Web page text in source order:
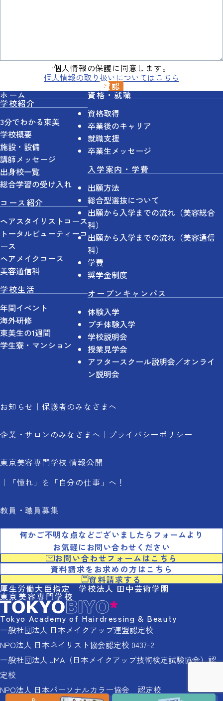
個人情報の保護に同意します。
個人情報の取り扱いについてはこちら
ホーム
学校紹介
3分でわかる東美
学校概要
施設・設備
講師メッセージ
出身校一覧
総合学習の受け入れ
コース紹介
ヘアスタイリストコース
トータルビューティーコ
ース
ヘアメイクコース
美容通信科
学校生活
年間イベント
海外研修
東美生の1週間
学生寮・マンション
資格・就職
資格取得
卒業後のキャリア
就職支援
卒業生メッセージ
入学案内・学費
出願方法
総合型選抜について
出願から入学までの流れ（美容総合
科）
出願から入学までの流れ（美容通信
科）
学費
奨学金制度
オープンキャンパス
体験入学
プチ体験入学
学校説明会
授業見学会
アフタースクール説明会／オンライ
ン説明会
お知らせ 保護者のみなさまへ
企業・サロンのみなさまへ プライバシーポリシー
東京美容専門学校 情報公開
「憧れ」を「自分の仕事」へ！
教員・職員募集
何かご不明な点などございましたらフォームより
お気軽にお問い合わせください
お問い合わせフォームはこちら
資料請求をお求めの方はこちら
資料請求する
厚生労働大臣指定 学校法人 田中芸術学園
東京美容専門学校
Tokyo Academy of Hairdressing & Beauty
一般社団法人 日本メイクアップ連盟認定校
NPO法人 日本ネイリスト協会認定校 0437-2
一般社団法人 JMA（日本メイクアップ技術検定試験協会）認
定校
NPO法人 日本パーソナルカラー協会 認定校